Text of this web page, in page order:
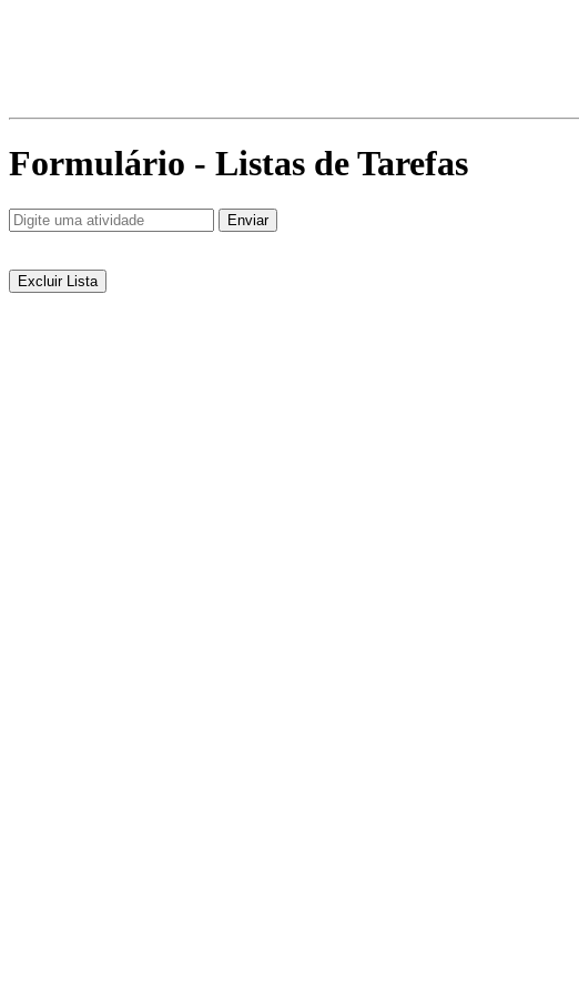
Formulário - Listas de Tarefas
Excluir Lista